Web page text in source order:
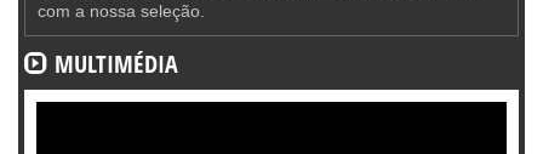
com a nossa seleção.
MULTIMÉDIA